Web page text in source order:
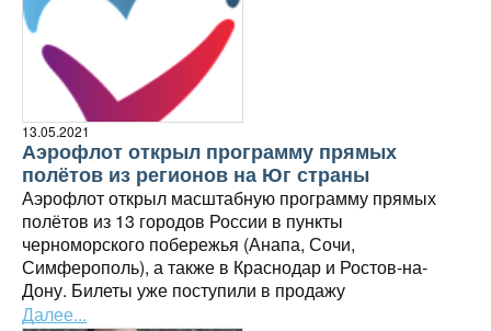
Аэрофлот открыл программу прямых
полётов из регионов на Юг страны
Аэрофлот открыл масштабную программу прямых
полётов из 13 городов России в пункты
черноморского побережья (Анапа, Сочи,
Симферополь), а также в Краснодар и Ростов-на-
Дону. Билеты уже поступили в продажу
13.05.2021
Далее...